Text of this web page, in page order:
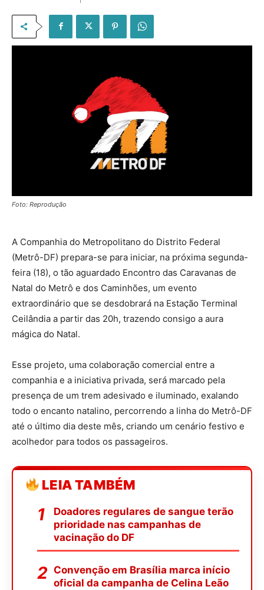
Foto: Reprodução
A Companhia do Metropolitano do Distrito Federal
(Metrô-DF) prepara-se para iniciar, na próxima segunda-
feira (18), o tão aguardado Encontro das Caravanas de
Natal do Metrô e dos Caminhões, um evento
extraordinário que se desdobrará na Estação Terminal
Ceilândia a partir das 20h, trazendo consigo a aura
mágica do Natal.
Esse projeto, uma colaboração comercial entre a
companhia e a iniciativa privada, será marcado pela
presença de um trem adesivado e iluminado, exalando
todo o encanto natalino, percorrendo a linha do Metrô-DF
até o último dia deste mês, criando um cenário festivo e
acolhedor para todos os passageiros.
LEIA TAMBÉM
Doadores regulares de sangue terão
prioridade nas campanhas de
vacinação do DF
Convenção em Brasília marca início
oficial da campanha de Celina Leão